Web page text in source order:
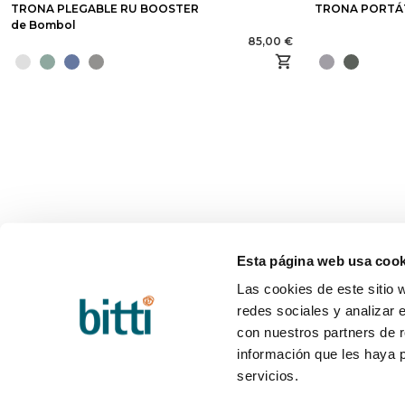
Esta página web usa
Las cookies de este sitio
redes sociales y analizar
con nuestros partners de
información que les haya
servicios.
TRONA PLEGABLE RU BOOSTER
de Bombol
85,00 €
TRONA
¿Quiénes somos?
Trabaja con nosotros
Q&A